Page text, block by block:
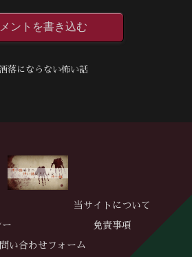
ントを書き込む
落にならない怖い話
当サイトについて
ー 免責事項
い合わせフォーム